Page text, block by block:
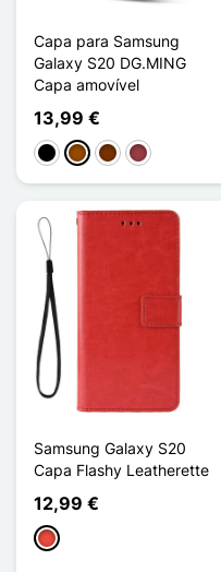
Capa para Samsung
Galaxy S20 DG.MING
Capa amovível
13,99 €
PretoCastanho
CaféVermelho
Samsung Galaxy S20
Capa Flashy Leatherette
12,99 €
Vermelho